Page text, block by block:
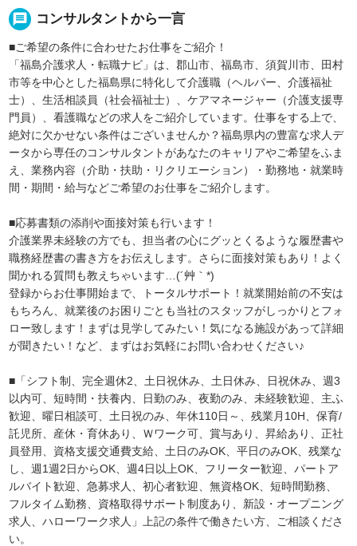
message コンサルタントから一言
■ご希望の条件に合わせたお仕事をご紹介！
「福島介護求人・転職ナビ」は、郡山市、福島市、須賀川市、田村
市等を中心とした福島県に特化して介護職（ヘルパー、介護福祉
士）、生活相談員（社会福祉士）、ケアマネージャー（介護支援専
門員）、看護職などの求人をご紹介しています。仕事をする上で、
絶対に欠かせない条件はございませんか？福島県内の豊富な求人デ
ータから専任のコンサルタントがあなたのキャリアやご希望をふま
え、業務内容（介助・扶助・リクリエーション）・勤務地・就業時
間・期間・給与などご希望のお仕事をご紹介します。
■応募書類の添削や面接対策も行います！
介護業界未経験の方でも、担当者の心にグッとくるような履歴書や
職務経歴書の書き方をお伝えします。さらに面接対策もあり！よく
聞かれる質問も教えちゃいます…(´艸｀*)
登録からお仕事開始まで、トータルサポート！就業開始前の不安は
もちろん、就業後のお困りごとも当社のスタッフがしっかりとフォ
ロー致します！まずは見学してみたい！気になる施設があって詳細
が聞きたい！など、まずはお気軽にお問い合わせください♪
■「シフト制、完全週休2、土日祝休み、土日休み、日祝休み、週3
以内可、短時間・扶養内、日勤のみ、夜勤のみ、未経験歓迎、主ふ
歓迎、曜日相談可、土日祝のみ、年休110日～、残業月10H、保育/
託児所、産休・育休あり、Ｗワーク可、賞与あり、昇給あり、正社
員登用、資格支援交通費支給、土日のみOK、平日のみOK、残業な
し、週1週2日からOK、週4日以上OK、フリーター歓迎、パートア
ルバイト歓迎、急募求人、初心者歓迎、無資格OK、短時間勤務、
フルタイム勤務、資格取得サポート制度あり、新設・オープニング
求人、ハローワーク求人」上記の条件で働きたい方、ご相談くださ
い。